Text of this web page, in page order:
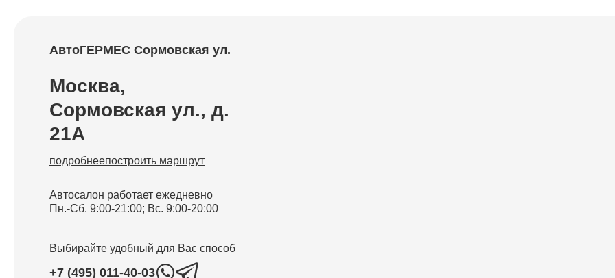
АвтоГЕРМЕС Сормовская ул.
Москва,
Сормовская ул., д.
21А
подробнеепостроить маршрут
Автосалон работает ежедневно
Пн.-Сб. 9:00-21:00; Вс. 9:00-20:00
Выбирайте удобный для Вас способ
+7 (495) 011-40-03